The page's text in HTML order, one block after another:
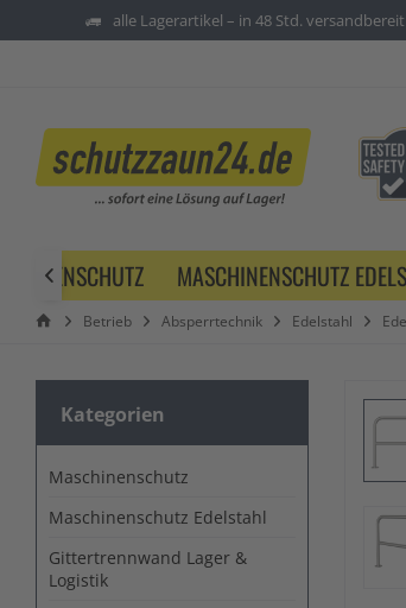
alle Lagerartikel – in 48 Std. versandbereit
MASCHINENSCHUTZ

Betrieb Absperrtechnik Edelstahl
Kategorien
Maschinenschutz
Maschinenschutz Edelstahl
Gittertrennwand Lager &
Logistik